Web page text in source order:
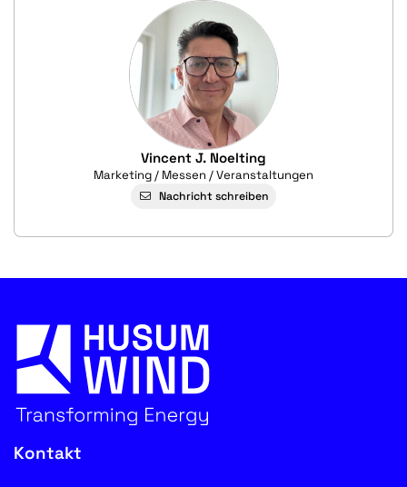
Vincent J. Noelting
Marketing / Messen / Veranstaltungen
Nachricht schreiben
Kontakt